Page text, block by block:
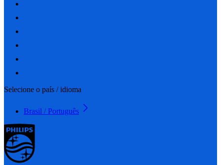
Selecione o país / idioma
Brasil / Português